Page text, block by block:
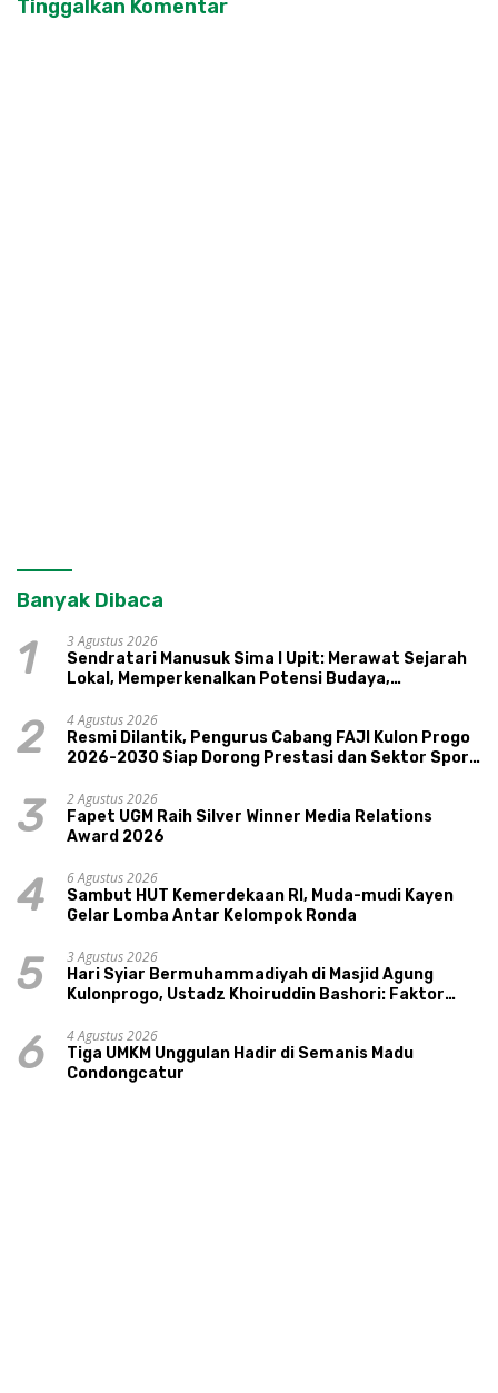
Tinggalkan Komentar
Banyak Dibaca
1
3 Agustus 2026
Sendratari Manusuk Sima I Upit: Merawat Sejarah
Lokal, Memperkenalkan Potensi Budaya,
2
4 Agustus 2026
Resmi Dilantik, Pengurus Cabang FAJI Kulon Progo
2026-2030 Siap Dorong Prestasi dan Sektor Sport
3
2 Agustus 2026
Fapet UGM Raih Silver Winner Media Relations
Award 2026
4
6 Agustus 2026
Sambut HUT Kemerdekaan RI, Muda-mudi Kayen
Gelar Lomba Antar Kelompok Ronda
5
3 Agustus 2026
Hari Syiar Bermuhammadiyah di Masjid Agung
Kulonprogo, Ustadz Khoiruddin Bashori: Faktor
6
4 Agustus 2026
Tiga UMKM Unggulan Hadir di Semanis Madu
Condongcatur